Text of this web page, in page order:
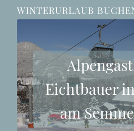
WINTERURLAUB
Eichtbauer
am